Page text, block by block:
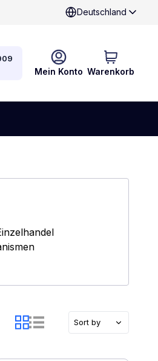
Deutschland
Mein Konto Warenkorb
Sort by